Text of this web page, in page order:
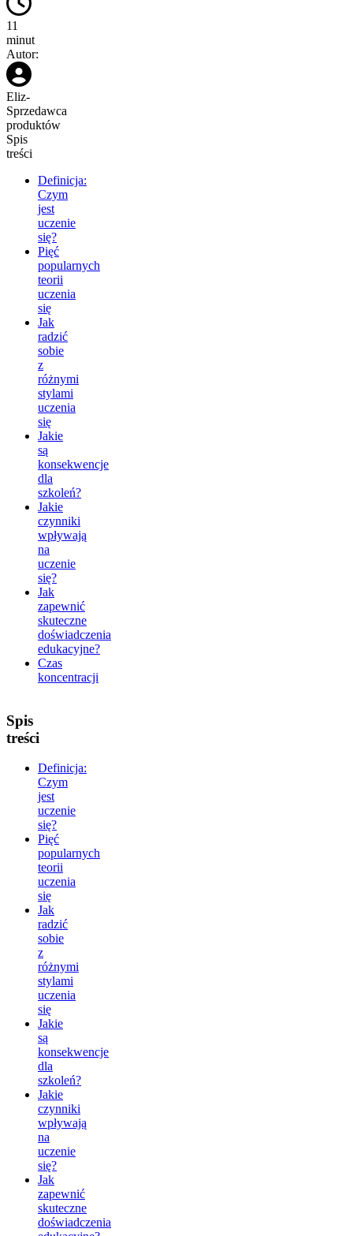
11
minut
Autor:
Eliz-
Sprzedawca
produktów
Spis
treści
Definicja:
Czym
jest
uczenie
się?
Pięć
popularnych
teorii
uczenia
się
Jak
radzić
sobie
z
różnymi
stylami
uczenia
się
Jakie
są
konsekwencje
dla
szkoleń?
Jakie
czynniki
wpływają
na
uczenie
się?
Jak
zapewnić
skuteczne
doświadczenia
edukacyjne?
Czas
koncentracji
Spis
treści
Definicja:
Czym
jest
uczenie
się?
Pięć
popularnych
teorii
uczenia
się
Jak
radzić
sobie
z
różnymi
stylami
uczenia
się
Jakie
są
konsekwencje
dla
szkoleń?
Jakie
czynniki
wpływają
na
uczenie
się?
Jak
zapewnić
skuteczne
doświadczenia